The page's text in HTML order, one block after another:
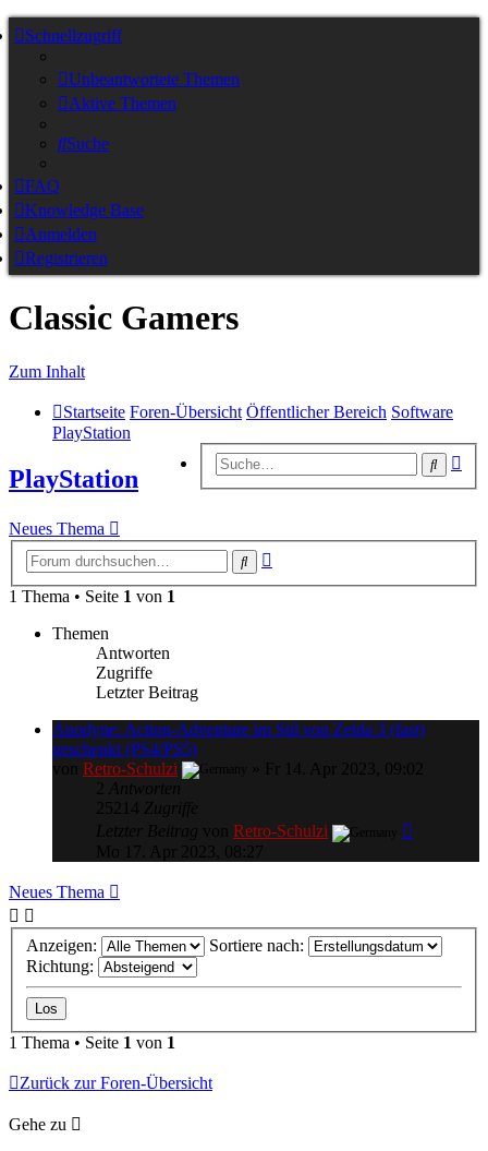
Schnellzugriff
Unbeantwortete Themen
Aktive Themen
Suche
FAQ
Knowledge Base
Anmelden
Registrieren
Classic Gamers
Zum Inhalt
Startseite Foren-Übersicht Öffentlicher Bereich Software
PlayStation
Suche
PlayStation
Neues Thema
Suche
1 Thema • Seite 1 von 1
Themen
Antworten
Zugriffe
Letzter Beitrag
Anodyne: Action-Adventure im Stil von Zelda 3 (fast)
geschenkt (PS4/PS5)
Retro-Schulzi
Retro-Schulzi
Neues Thema
Anzeigen:
Sortiere nach:
Richtung:
1 Thema • Seite 1 von 1
Zurück zur Foren-Übersicht
Gehe zu